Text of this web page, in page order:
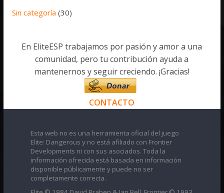
Sin categoría (30)
En EliteESP trabajamos por pasión y amor a una
comunidad, pero tu contribución ayuda a
mantenernos y seguir creciendo. ¡Gracias!
CONTACTO
Esta web no es una herramienta oficial del juego
Elite: Dangerous y no está afiliado con Frontier
Developments ni con sus asociados. Toda la
información ofrecida está basada en información
disponible públicamente y puede no ser
completamente correcta.